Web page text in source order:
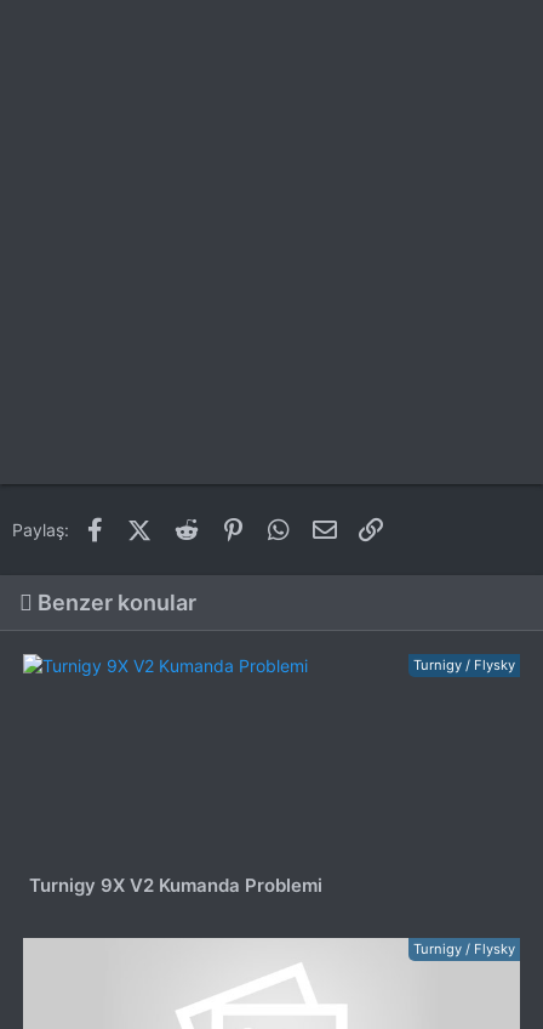
Paylaş: FacebookX (Twitter)
Reddit PinterestWhatsApp
E-posta
Benzer konular
Turnigy / Flysky
Turnigy 9X V2 Kumanda Problemi
Turnigy / Flysky